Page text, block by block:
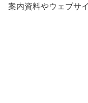
案内資料やウェブサ